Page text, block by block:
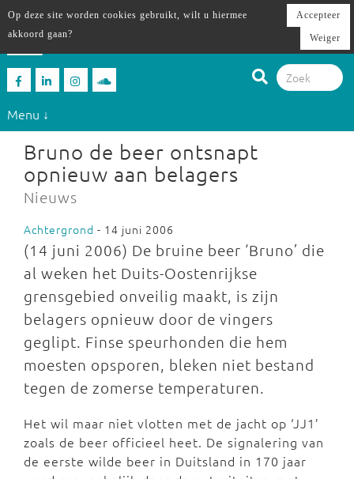
Menu ↓
Bruno de beer ontsnapt
opnieuw aan belagers
Nieuws
Achtergrond - 14 juni 2006
(14 juni 2006) De bruine beer ‘Bruno’ die
al weken het Duits-Oostenrijkse
grensgebied onveilig maakt, is zijn
belagers opnieuw door de vingers
geglipt. Finse speurhonden die hem
moesten opsporen, bleken niet bestand
tegen de zomerse temperaturen.
Het wil maar niet vlotten met de jacht op ‘JJ1’
zoals de beer officieel heet. De signalering van
de eerste wilde beer in Duitsland in 170 jaar
Op deze site worden cookies gebruikt, wilt u hiermee
akkoord gaan?
Accepteer
Weiger